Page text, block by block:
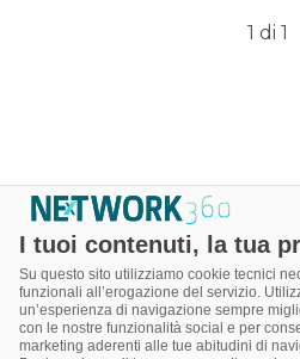
1 di 1
I tuoi contenuti, la tua
Su questo sito utilizziamo cookie tecnici
funzionali all’erogazione del servizio.
un’esperienza di navigazione sempre
con le nostre funzionalità social e per
marketing aderenti alle tue abitudini di